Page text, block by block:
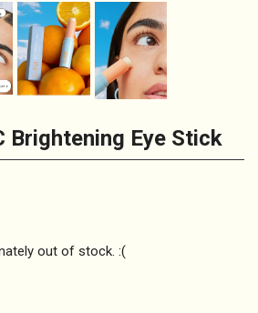
Brightening Eye Stick
out of stock. :(